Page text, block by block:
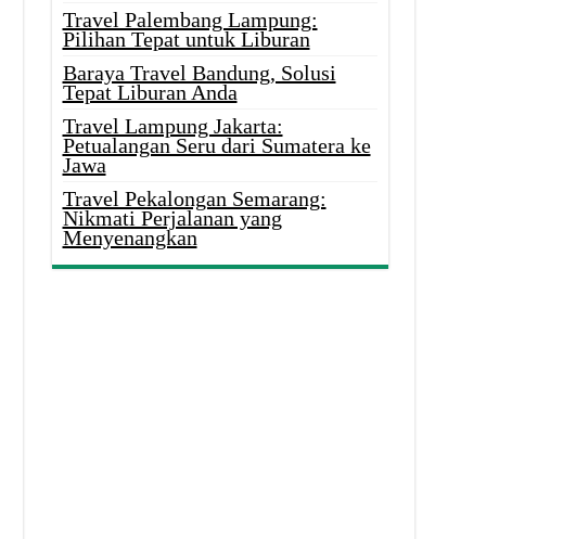
Travel Palembang Lampung:
Pilihan Tepat untuk Liburan
Baraya Travel Bandung, Solusi
Tepat Liburan Anda
Travel Lampung Jakarta:
Petualangan Seru dari Sumatera ke
Jawa
Travel Pekalongan Semarang:
Nikmati Perjalanan yang
Menyenangkan